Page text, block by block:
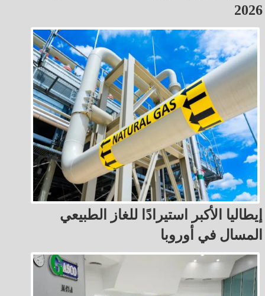
2026
إيطاليا الأكبر استيرادًا للغاز الطبيعي
المسال في أوروبا